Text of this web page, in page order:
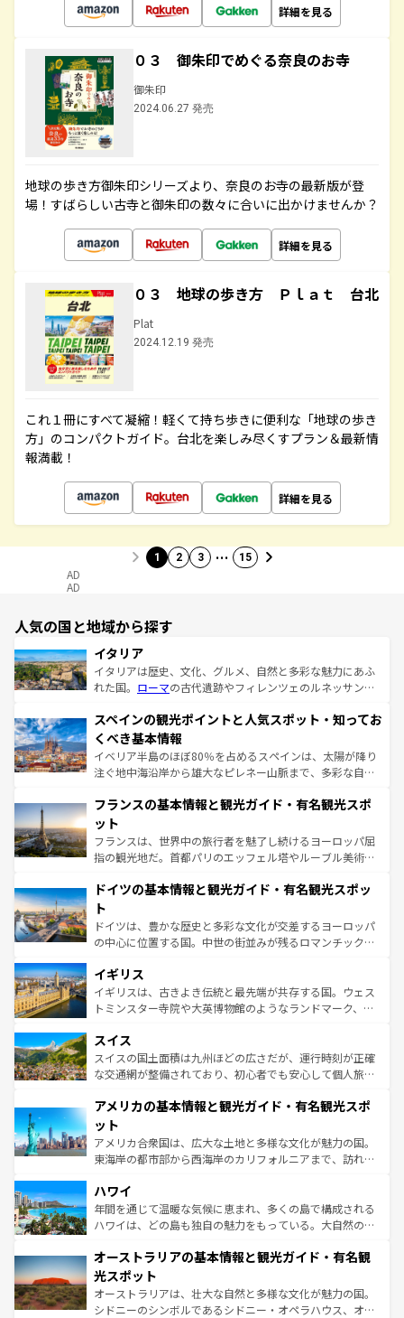
詳細を見る
０３ 御朱印でめぐる奈良のお寺
御朱印
2024.06.27 発売
地球の歩き方御朱印シリーズより、奈良のお寺の最新版が登
場！すばらしい古寺と御朱印の数々に合いに出かけませんか？
詳細を見る
０３ 地球の歩き方 Ｐｌａｔ 台北
Plat
2024.12.19 発売
これ１冊にすべて凝縮！軽くて持ち歩きに便利な「地球の歩き
方」のコンパクトガイド。台北を楽しみ尽くすプラン＆最新情
報満載！
詳細を見る
1 2 3 … 15
AD
AD
人気の国と地域から探す
イタリア
イタリアは歴史、文化、グルメ、自然と多彩な魅力にあふ
れた国。 ローマの古代遺跡やフィレンツェのルネッサンス
ろん、トスカーナの美しい田園風景やアマルフィ海岸の絶
景など、自然景観も見逃せない。観光の合間には、本場の
ピザやパスタなど、絶品のイタリア料理を堪能することも
できる。朝目覚めてから夜眠るまで、すべての瞬間を楽し
なお、新着のイタリア情報はコンテンツ一覧を参照してほ
しい。
スペインの観光ポイントと人気スポット・知ってお
くべき基本情報
イベリア半島のほぼ80％を占めるスペインは、太陽が降り
注ぐ地中海沿岸から雄大なピレネー山脈まで、多彩な自然
文化が根付くこの国では、情熱的なフラメンコ、熱気あふ
れる闘牛、そして美味しいタパスが生活の一部となってい
る。首都マドリードの洗練された雰囲気や、バルセロナの
アートに溢れた街角から、地方では古代ローマ遺跡や中世
せる。地方によって風土や気候が異なるスペインはその個
ンテンツ一覧 を参照してほしい。
フランスの基本情報と観光ガイド・有名観光スポ
ット
フランスは、世界中の旅行者を魅了し続けるヨーロッパ屈
指の観光地だ。首都パリのエッフェル塔やルーブル美術館
で、幅広い魅力が詰まっている。華麗な宮殿、歴史的な大
聖堂、美しいビーチ、そして豊かな自然が、訪れる者を心
から魅了する。また、フランスは美食の国としても知ら
れ、フランス料理はユネスコ無形文化遺産にも登録されて
香り高いラベンダー畑など、多彩な楽しみ方が可能だ。さ
らに、パリ以外の地域にも魅力が溢れており、どの街角に
も豊かな歴史と文化が息づいている。パリ以外の個性あふ
を参照してほしい。
ドイツの基本情報と観光ガイド・有名観光スポッ
ト
ドイツは、豊かな歴史と多彩な文化が交差するヨーロッパ
の中心に位置する国。中世の街並みが残るロマンチック街
顔を持つこの国は、どこを歩いても飽きることがない。ベ
ルリンの文化的活気、バイエルン州のアルプスの絶景、そ
してライン川沿いのワイン畑といった風景は必見。ビール
は、お酒好きな人にはぜひ体験してほしい。 なお、新着の
ドイツ情報はコンテンツ一覧を参照してほしい。
イギリス
イギリスは、古きよき伝統と最先端が共存する国。ウェス
トミンスター寺院や大英博物館のようなランドマーク、歴
リアごとに異なる魅力がある。また、優雅なアフタヌーン
ティー、ビール好きにはたまらない英国パブ、サッカー観
戦など、本場だからこそできる体験も豊富。イギリスを旅
ンツ一覧を参照してほしい。
スイス
スイスの国土面積は九州ほどの広さだが、運行時刻が正確
な交通網が整備されており、初心者でも安心して個人旅行
の建物がそのまま残る町や、スイスならではのユニークな
博物館もあり、アルプス観光だけでなく町歩きも満喫する
ことができる。国民の所得が高いため物価も高いが、旅行
者向けの交通パス提供のサービスもあり、うまく活用すれ
着のスイス情報は
アメリカの基本情報と観光ガイド・有名観光スポ
ット
アメリカ合衆国は、広大な土地と多様な文化が魅力の国。
東海岸の都市部から西海岸のカリフォルニアまで、訪れる
のような巨大都市は、観光、ショッピング、エンターテイ
ンメントが詰まった刺激的なスポットだ。一方、アメリカ
西部には大自然が広がり、グランドキャニオンやイエロー
部のニューオーリンズでは、音楽と美食が融合した独特の
文化が魅力。旅行者はアメリカの各地域で異なる魅力を楽
しみながら、その多様性と豊かな歴史を感じることができ
るだろう。車でのロードトリップや列車の旅も、アメリカ
ハワイ
年間を通じて温暖な気候に恵まれ、多くの島で構成される
ハワイは、どの島も独自の魅力をもっている。大自然の神
ワイ島は見逃せない。また、定番の観光地といえばオアフ
島だが、静かな自然を求めるならマウイ島やカウアイ島が
おすすめ。エメラルドグリーンに輝く海をはじめ、豊かな
文化や歴史が息づいている。「アロハスピリット」と呼ば
オーストラリアの基本情報と観光ガイド・有名観
光スポット
オーストラリアは、壮大な自然と多様な文化が魅力の国。
シドニーのシンボルであるシドニー・オペラハウス、オー